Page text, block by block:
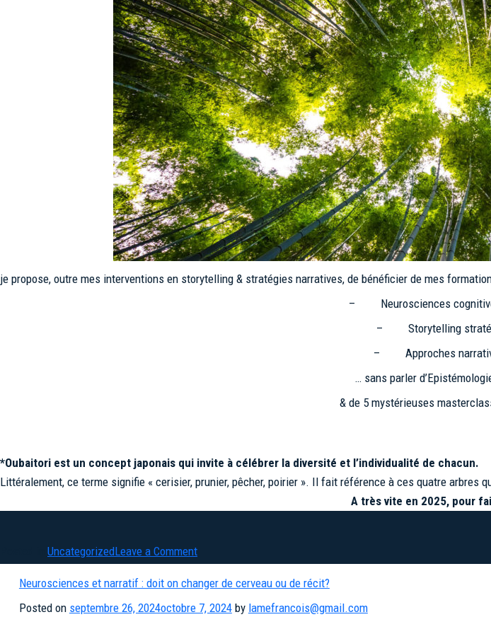
je propose, outre mes interventions en storytelling & stratégies narratives, de bénéficier de mes
– Neurosciences
– Storytelling
– Approches
… sans parler
& de 5 mystérieuses
*Oubaitori est un concept japonais qui invite à célébrer la diversité et l’individualité de chacun.
Littéralement, ce terme signifie « cerisier, prunier, pêcher, poirier ». Il fait référence à ces quatre
A très vite en 2025, pour
UncategorizedLeave a Commenton
2025
Neurosciences et narratif : doit on changer de cerveau ou de récit?
Posted on septembre 26, 2024octobre 7, 2024by lamefrancois@gmail.com